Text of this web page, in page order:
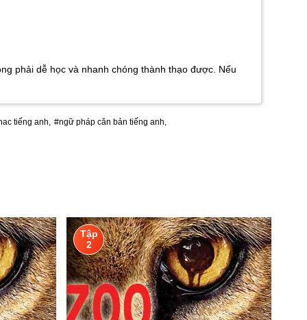
phải dễ học và nhanh chóng thành thạo được. Nếu
tiếng anh, #ngữ pháp căn bản tiếng anh,
Tập
2